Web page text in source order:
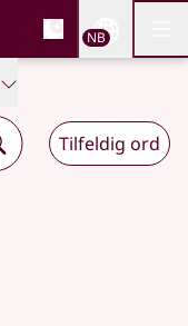
og
NB
Tilfeldig ord